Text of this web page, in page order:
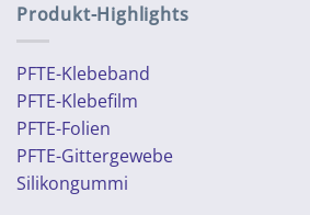
Produkt-Highlights
PFTE-Klebeband
PFTE-Klebefilm
PFTE-Folien
PFTE-Gittergewebe
Silikongummi